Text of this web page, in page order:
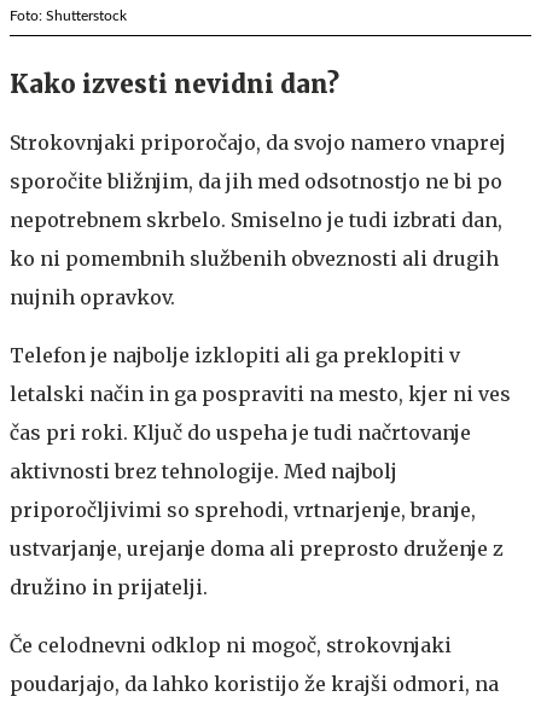
Foto: Shutterstock
Kako izvesti nevidni dan?
Strokovnjaki priporočajo, da svojo namero vnaprej
sporočite bližnjim, da jih med odsotnostjo ne bi po
nepotrebnem skrbelo. Smiselno je tudi izbrati dan,
ko ni pomembnih službenih obveznosti ali drugih
nujnih opravkov.
Telefon je najbolje izklopiti ali ga preklopiti v
letalski način in ga pospraviti na mesto, kjer ni ves
čas pri roki. Ključ do uspeha je tudi načrtovanje
aktivnosti brez tehnologije. Med najbolj
priporočljivimi so sprehodi, vrtnarjenje, branje,
ustvarjanje, urejanje doma ali preprosto druženje z
družino in prijatelji.
Če celodnevni odklop ni mogoč, strokovnjaki
poudarjajo, da lahko koristijo že krajši odmori, na